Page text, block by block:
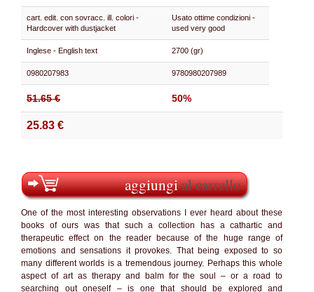
cart. edit. con sovracc. ill. colori -
Hardcover with dustjacket
Usato ottime condizioni -
used very good
Inglese - English text 2700 (gr)
0980207983 9780980207989
51.65 € 50%
25.83 €
aggiungial carrello
One of the most interesting observations I ever heard about these
books of ours was that such a collection has a cathartic and
therapeutic effect on the reader because of the huge range of
emotions and sensations it provokes. That being exposed to so
many different worlds is a tremendous journey. Perhaps this whole
aspect of art as therapy and balm for the soul – or a road to
searching out oneself – is one that should be explored and